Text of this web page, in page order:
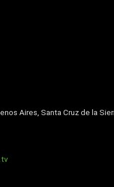
Aires, Santa Cruz de la